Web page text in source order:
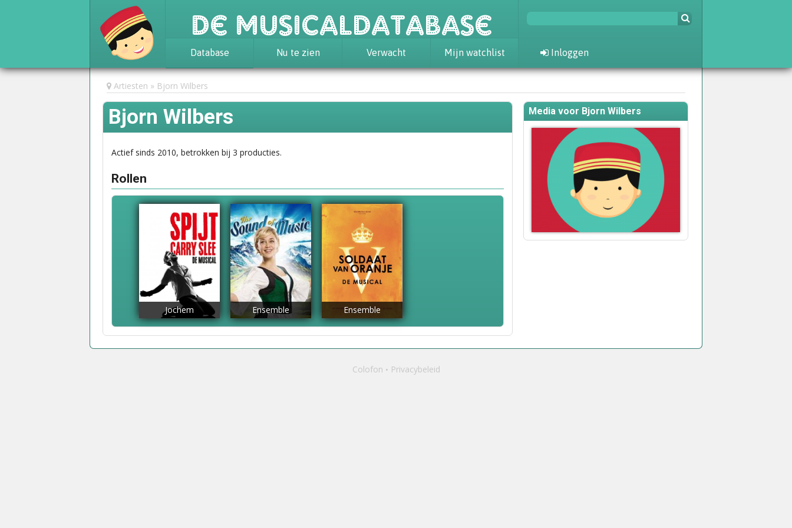
De Musicaldatabase
Database
Achtergrond
Awards
Statistieken
Nu te zien Verwacht Mijn watchlist Inloggen
Artiesten Bjorn Wilbers
Bjorn Wilbers
Actief sinds 2010, betrokken bij 3 producties.
Rollen
Jochem Ensemble Ensemble
Media voor Bjorn Wilbers
Colofon Privacybeleid